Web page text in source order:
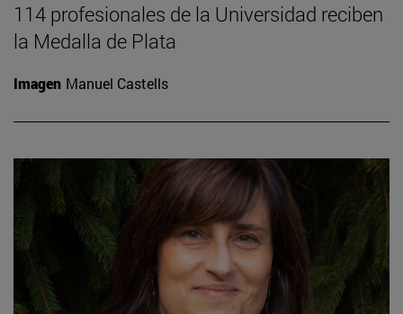
114 profesionales de la Universidad reciben
la Medalla de Plata
Imagen Manuel Castells